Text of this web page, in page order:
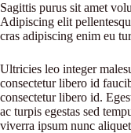
Sagittis purus sit amet
Adipiscing elit
cras adipiscing enim eu
Ultricies leo integer
consectetur libero id
consectetur libero id.
ac turpis egestas sed
viverra ipsum nunc